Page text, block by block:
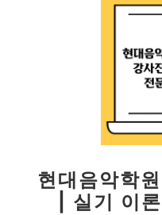
현대음악학
| 실기 이